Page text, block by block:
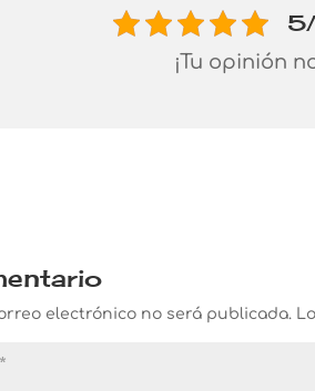
¡Tu opinión
electrónico no será publicada.